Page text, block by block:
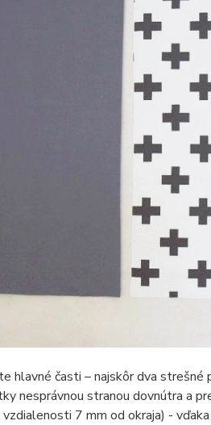
hlavné časti – najskôr dva
nesprávnou stranou dovnútra a
7 mm od okraja) -